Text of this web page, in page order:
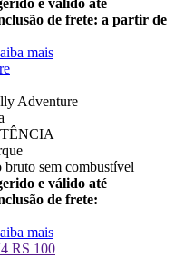
e válido até
de frete: a partir de
mais
Adventure
bruto sem combustível
e válido até
de frete:
mais
RS 100